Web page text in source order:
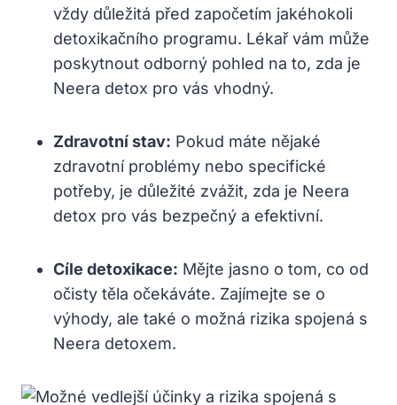
vždy důležitá před započetím jakéhokoli
detoxikačního programu. Lékař vám může
poskytnout odborný pohled na to, zda je
Neera detox pro vás vhodný.
Zdravotní stav: Pokud máte nějaké
zdravotní problémy nebo specifické
potřeby, je důležité zvážit, zda je Neera
detox pro vás bezpečný a efektivní.
Cíle detoxikace: Mějte jasno o tom, co od
očisty těla očekáváte. Zajímejte se o
výhody, ale také o možná rizika spojená s
Neera detoxem.